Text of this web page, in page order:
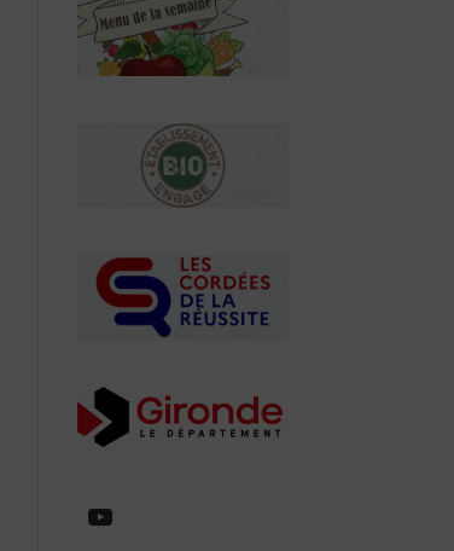
https://